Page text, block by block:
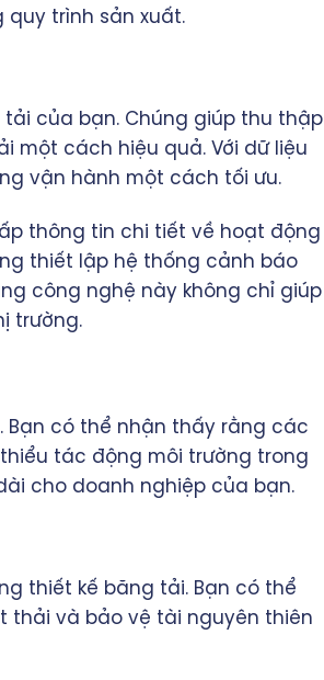
trình sản xuất.
của bạn. Chúng giúp thu thập
một cách hiệu quả. Với dữ liệu
vận hành một cách tối ưu.
thông tin chi tiết về hoạt động
thiết lập hệ thống cảnh báo
công nghệ này không chỉ giúp
trường.
Bạn có thể nhận thấy rằng các
tác động môi trường trong
cho doanh nghiệp của bạn.
thiết kế băng tải. Bạn có thể
thải và bảo vệ tài nguyên thiên